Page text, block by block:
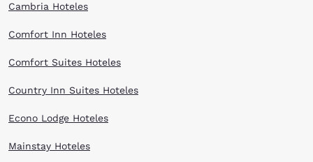
Cambria Hoteles
Comfort Inn Hoteles
Comfort Suites Hoteles
Country Inn Suites Hoteles
Econo Lodge Hoteles
Mainstay Hoteles